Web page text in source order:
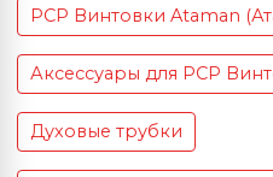
PCP Винтовки Ataman
Аксессуары для PCP
Духовые трубки